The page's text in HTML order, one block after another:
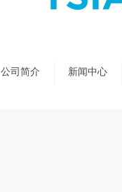
公司简介 新闻中心